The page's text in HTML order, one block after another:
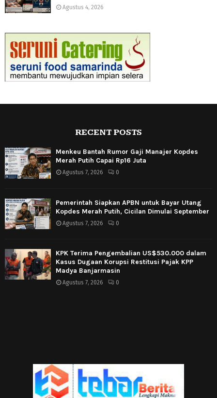
Agustus 4, 2026
RECENT POSTS
Menkeu Bantah Rumor Gaji Manajer Kopdes
Merah Putih Capai Rp16 Juta
Agustus 7, 2026 0
Pemerintah Siapkan APBN untuk Bayar Utang
Kopdes Merah Putih, Cicilan Dimulai September
Agustus 7, 2026 0
KPK Terima Pengembalian US$530.000 dalam
Kasus Dugaan Korupsi Restitusi Pajak KPP
Madya Banjarmasin
Agustus 7, 2026 0